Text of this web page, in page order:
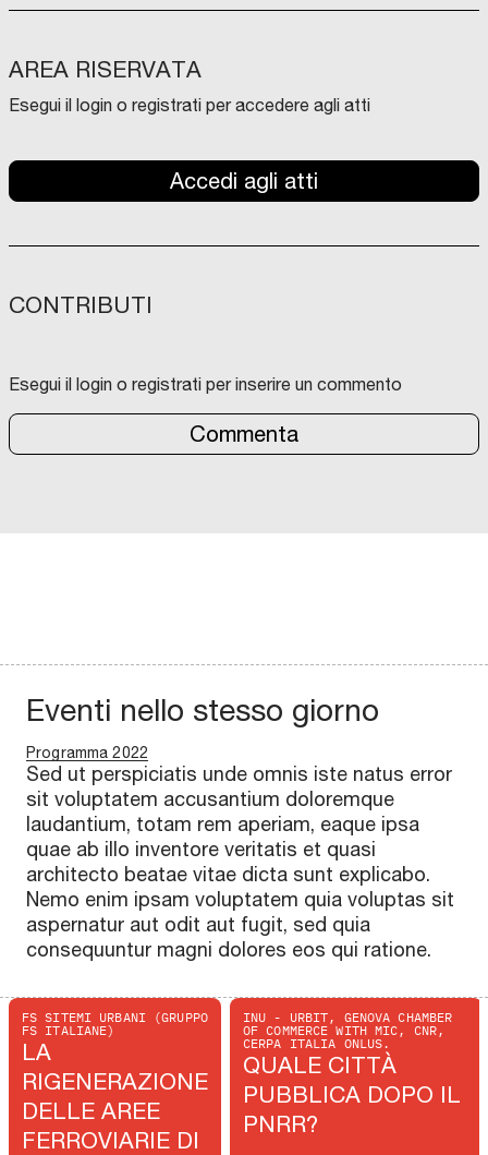
AREA RISERVATA
Esegui il login o registrati per accedere agli atti
Accedi agli atti
CONTRIBUTI
Esegui il login o registrati per inserire un commento
Commenta
Eventi nello stesso giorno
Programma 2022
Sed ut perspiciatis unde omnis iste natus error
sit voluptatem accusantium doloremque
laudantium, totam rem aperiam, eaque ipsa
quae ab illo inventore veritatis et quasi
architecto beatae vitae dicta sunt explicabo.
Nemo enim ipsam voluptatem quia voluptas sit
aspernatur aut odit aut fugit, sed quia
consequuntur magni dolores eos qui ratione.
FS SITEMI URBANI (GRUPPO
FS ITALIANE)
LA
RIGENERAZIONE
DELLE AREE
FERROVIARIE DI
INU - URBIT, GENOVA CHAMBER
OF COMMERCE WITH MIC, CNR,
CERPA ITALIA ONLUS.
QUALE CITTÀ
PUBBLICA DOPO IL
PNRR?